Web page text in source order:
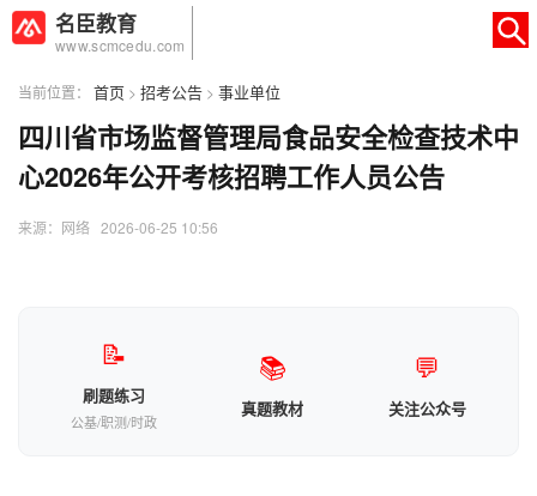
名臣教育
www.scmcedu.com
当前位置： 首页 > 招考公告 > 事业单位
四川省市场监督管理局食品安全检查技术中
心2026年公开考核招聘工作人员公告
来源：网络 2026-06-25 10:56
📝
刷题练习
公基/职测/时政
📚
真题教材
💬
关注公众号
AI智能助手 转人工 ×